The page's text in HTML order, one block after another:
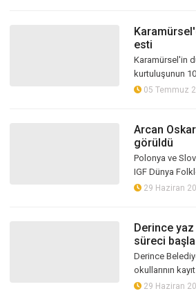
esti
Karamürsel'in
kurtuluşunun
düzenlenen 4
05 Temmuz
Arcan
görüldü
Polonya ve
IGF Dünya
Töreni’nde
29 Haziran
Derince yaz
süreci
Derince
okullarının
açıklandı.
29 Haziran